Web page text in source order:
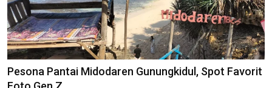
Pesona Pantai Midodaren Gunungkidul, Spot Favorit